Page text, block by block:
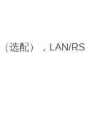
（选配）， LAN/RS